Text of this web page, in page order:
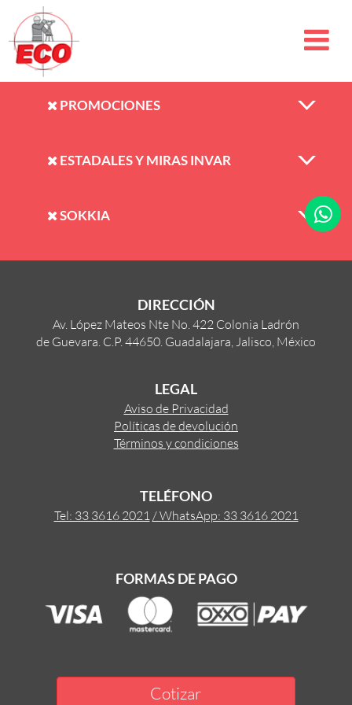
PROMOCIONES
ESTADALES Y MIRAS INVAR
SOKKIA
DIRECCIÓN
Av. López Mateos Nte No. 422 Colonia Ladrón
de Guevara. C.P. 44650. Guadalajara, Jalisco, México
LEGAL
Aviso de Privacidad
Políticas de devolución
Términos y condiciones
TELÉFONO
Tel: 33 3616 2021 / WhatsApp: 33 3616 2021
FORMAS DE PAGO
Cotizar